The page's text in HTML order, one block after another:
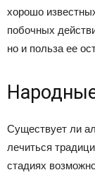
хорошо
побочных
но и польза ее
Существует ли
лечиться
стадиях